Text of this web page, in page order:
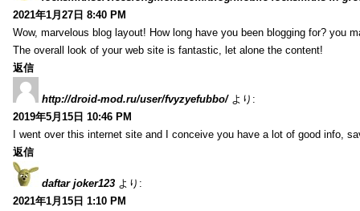
2021年1月27日 8:40 PM
Wow, marvelous blog layout! How long have you been blogging for? you
The overall look of your web site is fantastic, let alone the content!
返信
http://droid-mod.ru/user/fvyzyefubbo/ より:
2019年5月15日 10:46 PM
I went over this internet site and I conceive you have a lot of good info,
返信
daftar joker123 より:
2021年1月15日 1:10 PM